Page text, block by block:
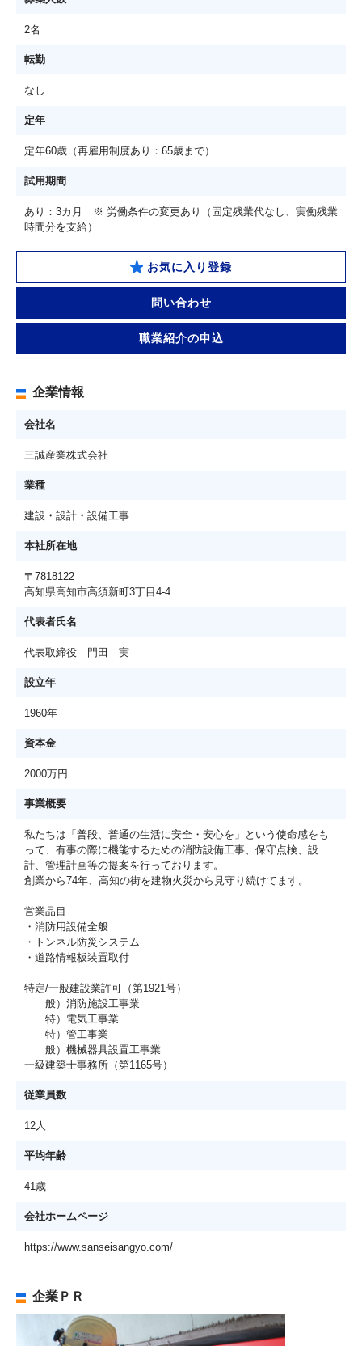
2名
転勤
なし
定年
定年60歳（再雇用制度あり：65歳まで）
試用期間
あり：3カ月 ※ 労働条件の変更あり（固定残業代なし、実働残業
時間分を支給）
お気に入り登録
問い合わせ
職業紹介の申込
企業情報
会社名
三誠産業株式会社
業種
建設・設計・設備工事
本社所在地
〒7818122
高知県高知市高須新町3丁目4-4
代表者氏名
代表取締役 門田 実
設立年
1960年
資本金
2000万円
事業概要
私たちは「普段、普通の生活に安全・安心を」という使命感をも
って、有事の際に機能するための消防設備⼯事、保守点検、設
計、管理計画等の提案を⾏っております。
創業から74年、高知の街を建物火災から見守り続けてます。
営業品目
・消防用設備全般
・トンネル防災システム
・道路情報板装置取付
特定/一般建設業許可（第1921号）
般）消防施設工事業
特）電気工事業
特）管工事業
般）機械器具設置工事業
一級建築士事務所（第1165号）
従業員数
12人
平均年齢
41歳
会社ホームページ
https://www.sanseisangyo.com/
企業ＰＲ